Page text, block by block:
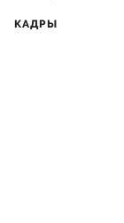
КАДРЫ